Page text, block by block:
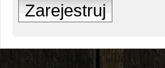
Zarejestruj